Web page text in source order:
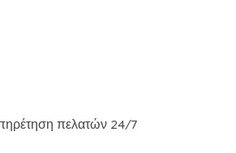
πελατών 24/7